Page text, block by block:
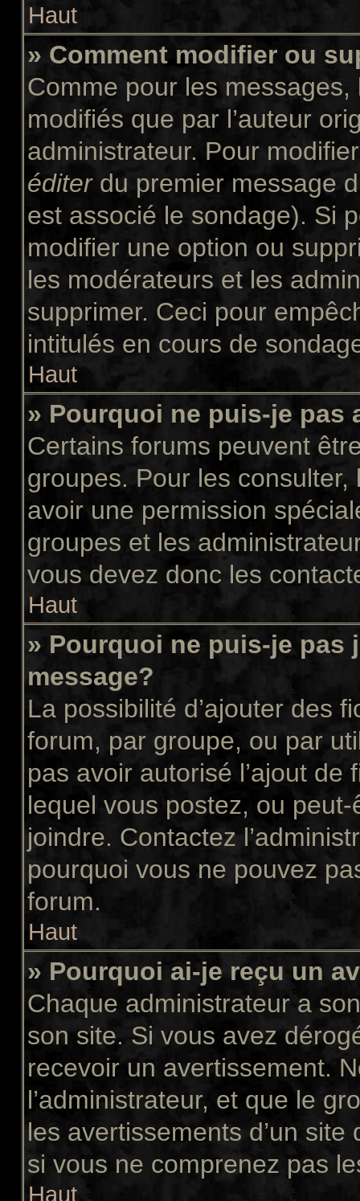
Haut
» Comment modifier ou
Comme pour les
modifiés que par l’auteur
administrateur. Pour
éditerdu premier message
est associé le sondage). Si
modifier une option ou
les modérateurs et les
supprimer. Ceci pour
intitulés en cours de
Haut
» Pourquoi ne puis-je pas
Certains forums peuvent
groupes. Pour les
avoir une permission
groupes et les
vous devez donc les
Haut
» Pourquoi ne puis-je pas
message?
La possibilité d’ajouter des
forum, par groupe, ou par
pas avoir autorisé l’ajout
lequel vous postez, ou
joindre. Contactez
pourquoi vous ne pouvez
forum.
Haut
» Pourquoi ai-je reçu un
Chaque administrateur a
son site. Si vous avez
recevoir un avertissement.
l’administrateur, et que le
les avertissements d’un
si vous ne comprenez pas
Haut